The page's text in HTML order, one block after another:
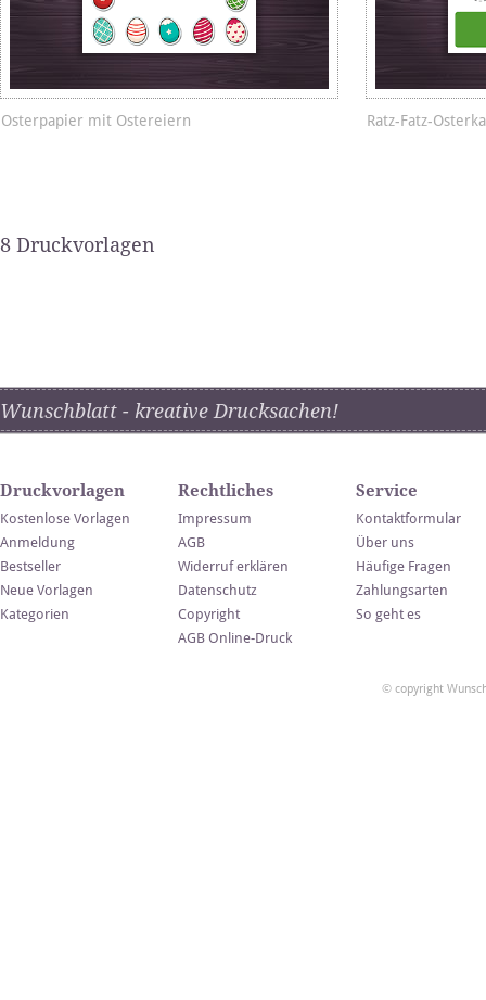
Osterpapier mit Ostereiern Ratz-Fatz-
8 Druckvorlagen
Wunschblatt - kreative Drucksachen!
Druckvorlagen
Kostenlose Vorlagen
Anmeldung
Bestseller
Neue Vorlagen
Kategorien
Rechtliches
Impressum
AGB
Widerruf erklären
Datenschutz
Copyright
AGB Online-Druck
Service
Kontaktformular
Über uns
Häufige Fragen
Zahlungsarten
So geht es
© copyright